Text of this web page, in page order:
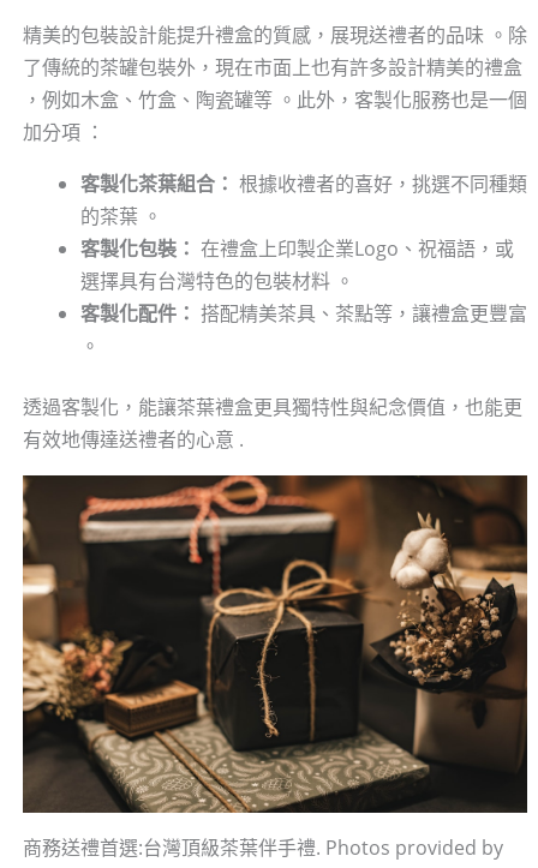
精美的包裝設計能提升禮盒的質感，展現送禮者的品味 。除
了傳統的茶罐包裝外，現在市面上也有許多設計精美的禮盒
，例如木盒、竹盒、陶瓷罐等 。此外，客製化服務也是一個
加分項 ：
客製化茶葉組合： 根據收禮者的喜好，挑選不同種類
的茶葉 。
客製化包裝： 在禮盒上印製企業Logo、祝福語，或
選擇具有台灣特色的包裝材料 。
客製化配件： 搭配精美茶具、茶點等，讓禮盒更豐富
。
透過客製化，能讓茶葉禮盒更具獨特性與紀念價值，也能更
有效地傳達送禮者的心意 .
商務送禮首選:台灣頂級茶葉伴手禮. Photos provided by